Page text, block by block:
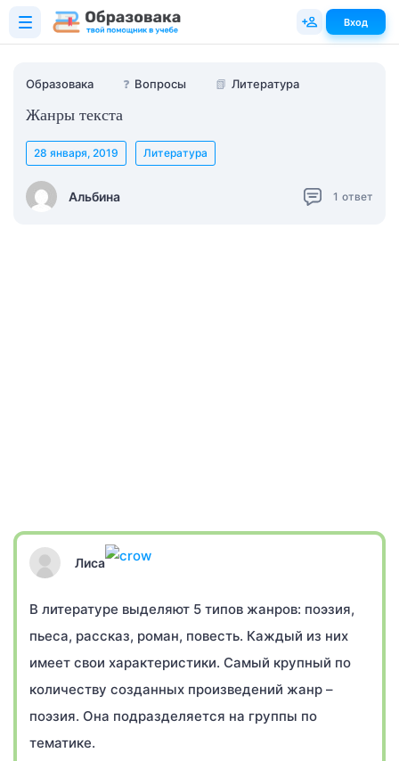
Образовака ❓ Вопросы 📗 Литература
Жанры текста
Альбина
28 января, 2019 Литература
1 ответ
Лиса
В литературе выделяют 5 типов жанров: поэзия,
пьеса, рассказ, роман, повесть. Каждый из них
имеет свои характеристики. Самый крупный по
количеству созданных произведений жанр –
поэзия. Она подразделяется на группы по
тематике.
Вход